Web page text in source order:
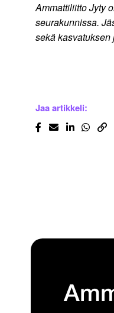
Ammattiliitto Jyty
seurakunnissa.
sekä kasvatuksen
Jaa artikkeli: